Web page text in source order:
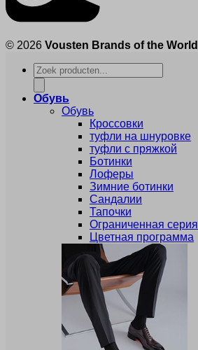
© 2026 Vousten Brands of the World
Products
search
Обувь
Обувь
Кроссовки
туфли на шнуровке
туфли с пряжкой
Ботинки
Лоферы
Зимние ботинки
Сандалии
Тапочки
Ограниченная серия
Цветная программа